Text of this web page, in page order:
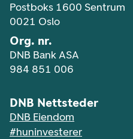
Postboks 1600 Sentrum
0021 Oslo
Org. nr.
DNB Bank ASA
984 851 006
DNB Nettsteder
DNB Eiendom
#huninvesterer